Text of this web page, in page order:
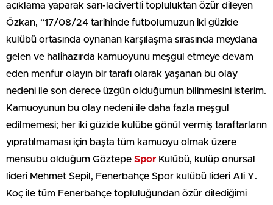
açıklama yaparak sarı-lacivertli topluluktan özür dileyen
Özkan, “17/08/24 tarihinde futbolumuzun iki güzide
kulübü ortasında oynanan karşılaşma sırasında meydana
gelen ve halihazırda kamuoyunu meşgul etmeye devam
eden menfur olayın bir tarafı olarak yaşanan bu olay
nedeni ile son derece üzgün olduğumun bilinmesini isterim.
Kamuoyunun bu olay nedeni ile daha fazla meşgul
edilmemesi; her iki güzide kulübe gönül vermiş taraftarların
yıpratılmaması için başta tüm kamuoyu olmak üzere
mensubu olduğum Göztepe Spor Kulübü, kulüp onursal
lideri Mehmet Sepil, Fenerbahçe Spor kulübü lideri Ali Y.
Koç ile tüm Fenerbahçe topluluğundan özür dilediğimi